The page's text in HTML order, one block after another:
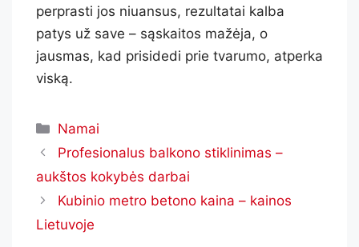
perprasti jos niuansus, rezultatai kalba
patys už save – sąskaitos mažėja, o
jausmas, kad prisidedi prie tvarumo, atperka
viską.
Namai
Profesionalus balkono stiklinimas –
aukštos kokybės darbai
Kubinio metro betono kaina – kainos
Lietuvoje